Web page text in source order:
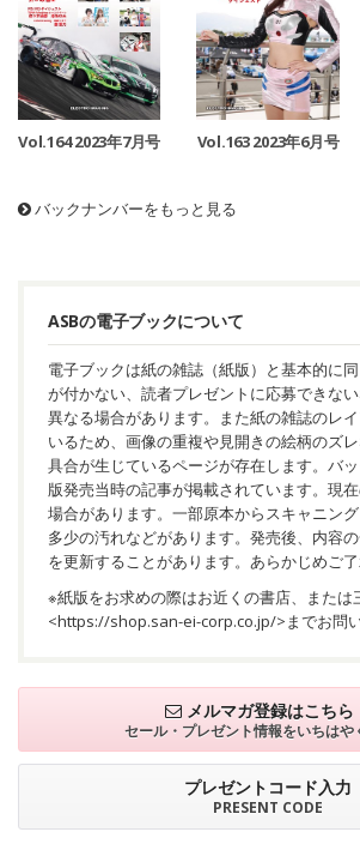
Vol.164 2023年7月号 Vol.163 2023年6月号
バックナンバーをもっと見る
ASBの電子ブックについて
電子ブックは紙の雑誌（紙版）と基本的に
が付かない、読者プレゼントに応募できな
異なる場合があります。また紙の雑誌のレ
いるため、画像の重複や見開きの絵柄のズ
具合が生じているページが存在します。バ
版発売当時の記事が掲載されています。現
場合があります。一部原本からスキャニング
多少の汚れなどがあります。発売後、内容
を更新することがあります。あらかじめご了
※紙版をお求めの際はお近くの書店、または
<https://shop.san-ei-corp.co.jp/>までお問
メルマガ登録はこちら
セール・プレゼント情報をいちはや
プレゼントコード入力
PRESENT CODE